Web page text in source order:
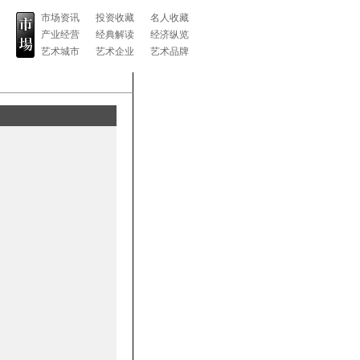
市场资讯
产业经营
艺术城市
投资收藏
经典解读
艺术企业
名人收藏
经济纵览
艺术品牌